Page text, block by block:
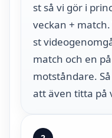
st så vi gör i
veckan +
st
match och en
motståndare.
att även titta på